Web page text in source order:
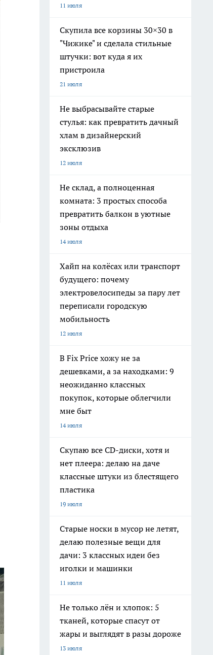
11 июля
Скупила все корзины 30×30 в
"Чижике" и сделала стильные
штучки: вот куда я их
пристроила
21 июля
Не выбрасывайте старые
стулья: как превратить дачный
хлам в дизайнерский
эксклюзив
12 июля
Не склад, а полноценная
комната: 3 простых способа
превратить балкон в уютные
зоны отдыха
14 июля
Хайп на колёсах или транспорт
будущего: почему
электровелосипеды за пару лет
переписали городскую
мобильность
12 июля
В Fix Price хожу не за
дешевками, а за находками: 9
неожиданно классных
покупок, которые облегчили
мне быт
14 июля
Скупаю все CD-диски, хотя и
нет плеера: делаю на даче
классные штуки из блестящего
пластика
19 июля
Старые носки в мусор не летят,
делаю полезные вещи для
дачи: 3 классных идеи без
иголки и машинки
11 июля
Не только лён и хлопок: 5
тканей, которые спасут от
жары и выглядят в разы дороже
13 июля